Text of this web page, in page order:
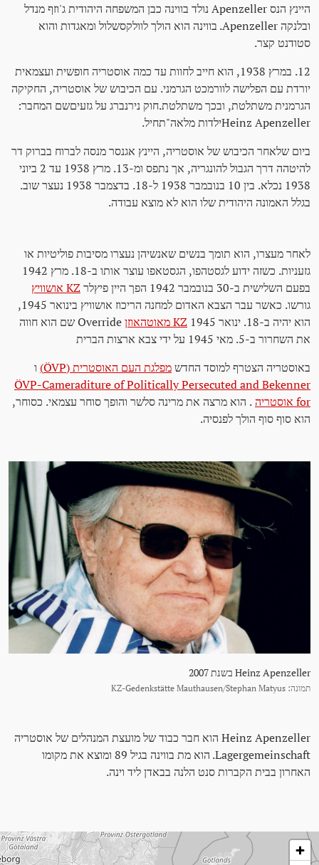
היינץ הנס Apenzeller נולד בווינה כבן המשפחה היהודית ג'וזף מנדל
ובלנקה Apenzeller. בווינה הוא הולך לוולקסשלול ומאגדות והוא
סטודנט קצר.
12. במרץ 1938, הוא חייב לחוות עד כמה אוסטריה חופשית ועצמאית
יורדת עם הפלישה לוורמכט הגרמני. עם הכיבוש של אוסטריה, החקיקה
הגרמנית משתלטת, ובכך משתלטת.חוק נירנברג על גזעיםשם המחבר:
Heinz Apenzellerילדות מלאה"תחיל.
ביום שלאחר הכיבוש של אוסטריה, היינץ אגנסר מנסה לברוח בברוק דר
להיטהה דרך הגבול להונגריה, אך נתפס ומ-13. מרץ 1938 עד 2 ביוני
1938 נכלא. בין 10 בנובמבר 1938 ל-18. בדצמבר 1938 נעצר שוב.
בגלל האמונה היהודית שלו הוא לא מוצא עבודה.
לאחר מעצרו, הוא תומך בנשים שאנשיהן נעצרו מסיבות פוליטיות או
גזעניות. כשזה ידוע לגסטהפו, הגסטאפו עוצר אותו ב-18. מרץ 1942
בפעם השלישית ב-30 בנובמבר 1942 הפך היין פיץלר
KZ אושוויץ
גורשו. כאשר עבר הצבא האדום למחנה הריכוז אושוויץ בינואר 1945,
הוא יהיה ב-18. ינואר 1945
KZ מאוטהאוזן
Override שם הוא חווה
את השחרור ב-5. מאי 1945 על ידי צבא ארצות הברית
באוסטריה הצטרף למוסד החדשמפלגת העם האוסטרית (ÖVP)
ו
ÖVP-Cameraditure of Politically Persecuted and Bekenner
for אוסטריה
. הוא מרצה את מרינה סלשר והופך סוחר עצמאי. כסוחר,
הוא סוף סוף הולך לפנסיה.
Heinz Apenzeller בשנת 2007
תמונה: KZ-Gedenkstätte Mauthausen/Stephan Matyus
Heinz Apenzeller הוא חבר כבוד של מועצת המנהלים של אוסטריה
Lagergemeinschaft. הוא מת בווינה בגיל 89 ומוצא את מקומו
האחרון בבית הקברות סנט הלנה בבאדן ליד וינה.
דלג על המפה